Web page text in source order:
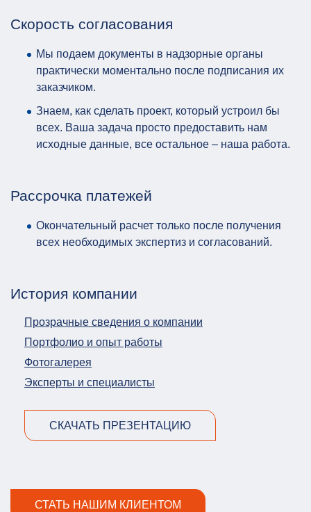
Скорость согласования
Мы подаем документы в надзорные органы
практически моментально после подписания их
заказчиком.
Знаем, как сделать проект, который устроил бы
всех. Ваша задача просто предоставить нам
исходные данные, все остальное – наша работа.
Рассрочка платежей
Окончательный расчет только после получения
всех необходимых экспертиз и согласований.
История компании
Прозрачные сведения о компании
Портфолио и опыт работы
Фотогалерея
Эксперты и специалисты
СКАЧАТЬ ПРЕЗЕНТАЦИЮ
СТАТЬ НАШИМ КЛИЕНТОМ